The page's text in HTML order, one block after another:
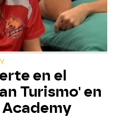
en el
Turismo' en
Academy